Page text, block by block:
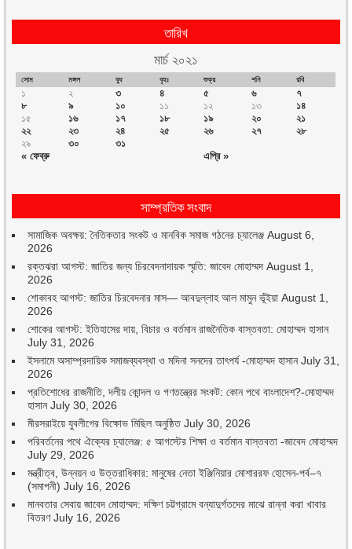
তারিখ
মার্চ ২০২১
সোম মঙ্গল বুধ বৃহঃ শুক্র শনি রবি
« ফেব্রু এপ্রি »
১ ২ ৩ ৪ ৫ ৬
৭
৮
৯ ১০ ১১ ১২ ১৩
১৪
১৫
১৬ ১৭ ১৮ ১৯ ২০
২১
২২
২৩ ২৪ ২৫ ২৬ ২৭
২৮
২৯
৩০ ৩১
সাম্প্রতিক সংবাদ
সামাজিক অবক্ষয়: নৈতিকতার সংকট ও মানবিক সমাজ গঠনের চ্যালেঞ্জ August 6,
2026
রক্তঝরা আগস্ট: জাতির জন্য চিরবেদনাদায়ক স্মৃতি: জাবেদ মোহাম্মদ August 1,
2026
শোকাবহ আগস্ট: জাতির চিরবেদনার মাস— আবদুল্লাহ আল মামুন ভূঁইয়া August 1,
2026
শোকের আগস্ট: ইতিহাসের দায়, বিচার ও বর্তমান রাজনৈতিক বাস্তবতা: মোহাম্মদ হাসান
July 31, 2026
ইসলামে অসাম্প্রদায়িক সমাজব্যবস্থা ও মদিনা সনদের তাৎপর্য -মোহাম্মদ হাসান July 31,
2026
প্রতিশোধের রাজনীতি, দলীয় কোন্দল ও গণতন্ত্রের সংকট: কোন পথে বাংলাদেশ?-মোহাম্মদ
হাসান July 30, 2026
মীরসরাইয়ে যুবলীগের বিক্ষোভ মিছিল অনুষ্ঠিত July 30, 2026
পরিবর্তনের পথে ঐক্যের চ্যালেঞ্জ: ৫ আগস্টের শিক্ষা ও বর্তমান বাস্তবতা -জাবেদ মোহাম্মদ
July 29, 2026
মন্ত্রীত্ব, উন্নয়ন ও উত্তরাধিকার: মানুষের নেতা ইঞ্জিনিয়ার মোশাররফ হোসেন-পর্ব–৭
(সমাপনী) July 16, 2026
মানবতার সেবায় জাবেদ মোহাম্মদ: দক্ষিণ চট্টগ্রামে বন্যাদুর্গতদের মাঝে রান্না করা খাবার
বিতরণ July 16, 2026